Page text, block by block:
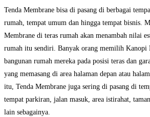
Tenda Membrane bisa di pasang di berbagai
rumah, tempat umum dan hingga tempat bisnis.
Membrane di teras rumah akan menambah nilai
rumah itu sendiri. Banyak orang memilih Kanopi
bangunan rumah mereka pada posisi teras dan
yang memasang di area halaman depan atau
itu, Tenda Membrane juga sering di pasang di
tempat parkiran, jalan masuk, area istirahat,
lain sebagainya.